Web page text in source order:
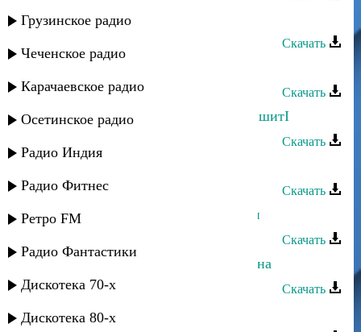
Грузинское радио
Чеченское радио
Карачаевское радио
Осетинское радио
Радио Индия
Радио Фитнес
Ретро FM
Радио Фантастики
Дискотека 70-х
Дискотека 80-х
Султан Лагучев - Убегай
Скачать
Скачать
Султан Лагучев - Са заджвы слызпшитI
Скачать
Скачать
Султан Лагучев - Турецкий Султан
Скачать
Султан Лагучев - Между нами война
Скачать
Султан Лагучев - Хlыбызшва